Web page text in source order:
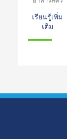
เรียนรู้เพิ่ม
เติม